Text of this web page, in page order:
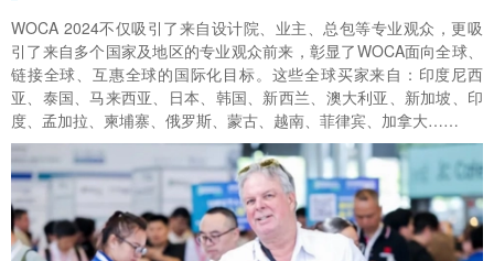
WOCA 2024不仅吸引了来自设计院、业主、总包等专业观众，更吸
引了来自多个国家及地区的专业观众前来，彰显了WOCA面向全球、
链接全球、互惠全球的国际化目标。这些全球买家来自：印度尼西
亚、泰国、马来西亚、日本、韩国、新西兰、澳大利亚、新加坡、印
度、孟加拉、柬埔寨、俄罗斯、蒙古、越南、菲律宾、加拿大……